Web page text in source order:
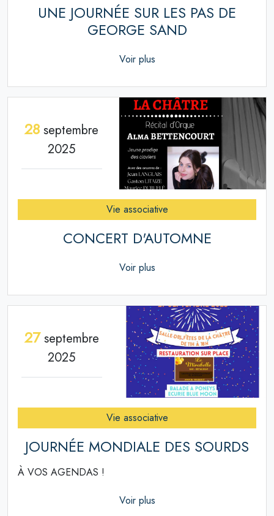
UNE JOURNÉE SUR LES PAS DE
GEORGE SAND
Voir plus
28 septembre
2025
Vie associative
CONCERT D'AUTOMNE
Voir plus
27septembre
2025
Vie associative
JOURNÉE MONDIALE DES SOURDS
À VOS AGENDAS !
Voir plus